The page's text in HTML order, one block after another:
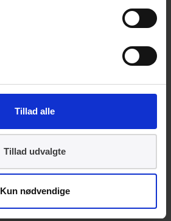
Tillad alle
Tillad udvalgte
Kun nødvendige